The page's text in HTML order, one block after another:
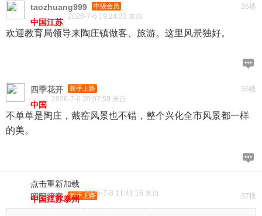
35楼
taozhuang999 中级会员
2026-7-6 19:24:33 来自
中国江苏
欢迎教育局领导来陶庄镇做客、旅游。这里风景独好。
36楼
四季花开 新手上路
2026-7-6 20:07:59 来自
中国
不单单是陶庄，戴窑风景也不错，整个兴化全市风景都一样
的美。
点击重新加载
37楼
昭阳渡客 新手上路2026-7-8 11:41:16 来自
中国江苏泰州